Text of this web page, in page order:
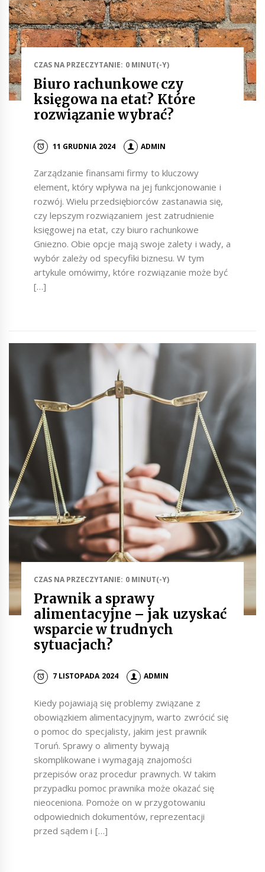
CZAS NA PRZECZYTANIE: 0 MINUT(-Y)
Biuro rachunkowe czy
księgowa na etat? Które
rozwiązanie wybrać?
11 GRUDNIA 2024 ADMIN
Zarządzanie finansami firmy to kluczowy
element, który wpływa na jej funkcjonowanie i
rozwój. Wielu przedsiębiorców zastanawia się,
czy lepszym rozwiązaniem jest zatrudnienie
księgowej na etat, czy biuro rachunkowe
Gniezno. Obie opcje mają swoje zalety i wady, a
wybór zależy od specyfiki biznesu. W tym
artykule omówimy, które rozwiązanie może być
[…]
CZAS NA PRZECZYTANIE: 0 MINUT(-Y)
Prawnik a sprawy
alimentacyjne – jak uzyskać
wsparcie w trudnych
sytuacjach?
7 LISTOPADA 2024 ADMIN
Kiedy pojawiają się problemy związane z
obowiązkiem alimentacyjnym, warto zwrócić się
o pomoc do specjalisty, jakim jest prawnik
Toruń. Sprawy o alimenty bywają
skomplikowane i wymagają znajomości
przepisów oraz procedur prawnych. W takim
przypadku pomoc prawnika może okazać się
nieoceniona. Pomoże on w przygotowaniu
odpowiednich dokumentów, reprezentacji
przed sądem i […]